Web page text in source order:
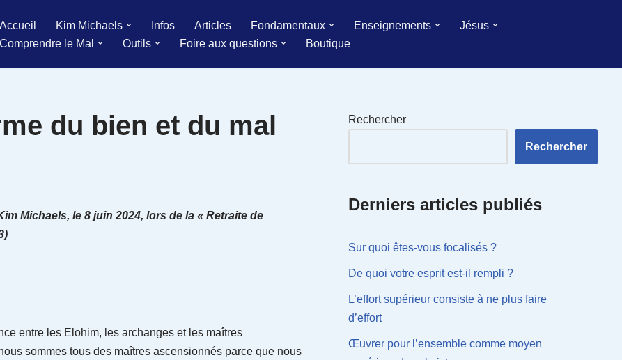
Accueil Kim Michaels Infos Articles Fondamentaux Enseignements
Jésus
Comprendre le Mal
Outils Foire aux questions Boutique
du bien et du mal
Michaels, le 8 juin 2024, lors de la « Retraite de
entre les Elohim, les archanges et les maîtres
sommes tous des maîtres ascensionnés parce que nous
Rechercher
Rechercher
Derniers articles publiés
Sur quoi êtes-vous focalisés ?
De quoi votre esprit est-il rempli ?
L’effort supérieur consiste à ne plus faire
d’effort
Œuvrer pour l’ensemble comme moyen